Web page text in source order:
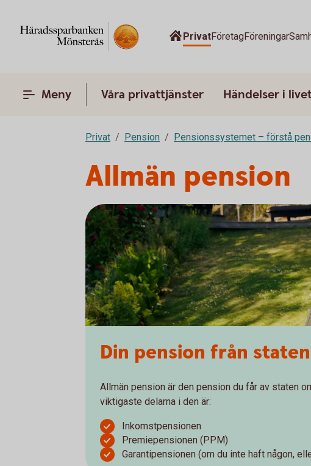
PrivatFöretagFöreningar
Meny Våra privattjänster Händelser i
Privat Pension Pensionssystemet – förstå
Allmän pension
Din pension från staten
Allmän pension är den pension du får av staten
viktigaste delarna i den är:
Inkomstpensionen
Premiepensionen (PPM)
Garantipensionen (om du inte haft någon,